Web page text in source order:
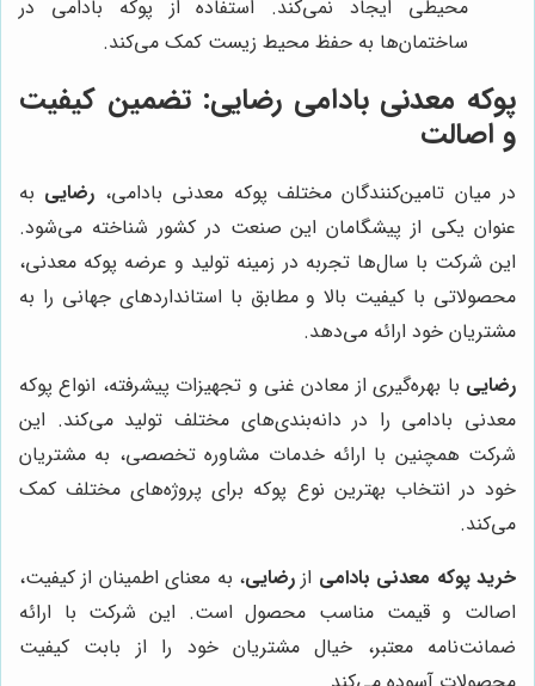
محیطی ایجاد نمی‌کند. استفاده از پوکه بادامی در
ساختمان‌ها به حفظ محیط زیست کمک می‌کند.
پوکه معدنی بادامی رضایی: تضمین کیفیت
و اصالت
در میان تامین‌کنندگان مختلف پوکه معدنی بادامی، رضایی به
عنوان یکی از پیشگامان این صنعت در کشور شناخته می‌شود.
این شرکت با سال‌ها تجربه در زمینه تولید و عرضه پوکه معدنی،
محصولاتی با کیفیت بالا و مطابق با استانداردهای جهانی را به
مشتریان خود ارائه می‌دهد.
رضایی با بهره‌گیری از معادن غنی و تجهیزات پیشرفته، انواع پوکه
معدنی بادامی را در دانه‌بندی‌های مختلف تولید می‌کند. این
شرکت همچنین با ارائه خدمات مشاوره تخصصی، به مشتریان
خود در انتخاب بهترین نوع پوکه برای پروژه‌های مختلف کمک
می‌کند.
خرید پوکه معدنی بادامی از رضایی، به معنای اطمینان از کیفیت،
اصالت و قیمت مناسب محصول است. این شرکت با ارائه
ضمانت‌نامه معتبر، خیال مشتریان خود را از بابت کیفیت